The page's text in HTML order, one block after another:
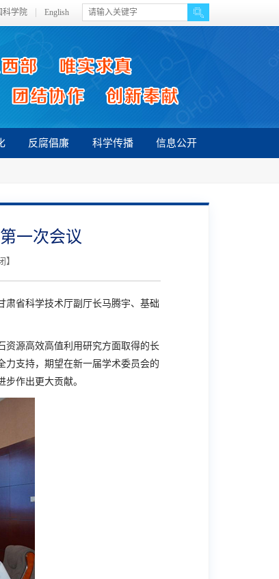
科学院 English
反腐倡廉 科学传播 信息公开
一次会议
】
肃省科学技术厅副厅长马腾宇、基础
资源高效高值利用研究方面取得的长
力支持，期望在新一届学术委员会的
作出更大贡献。